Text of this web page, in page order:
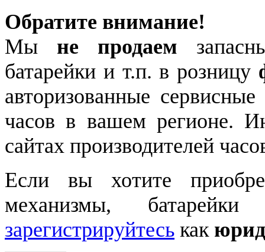
Обратите внимание!
Мы не продаем
батарейки и т.п. в розницу
авторизованные
часов в вашем регионе.
сайтах производителей
Если вы хотите
механизмы,
зарегистрируйтесь как